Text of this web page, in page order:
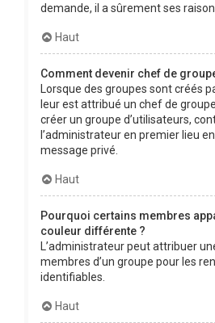
demande, il a sûrement ses
Haut
Comment devenir chef de
Lorsque des groupes sont créés
leur est attribué un chef de
créer un groupe d’utilisateurs,
l’administrateur en premier lieu
message privé.
Haut
Pourquoi certains membres
couleur différente ?
L’administrateur peut attribuer
membres d’un groupe pour les
identifiables.
Haut